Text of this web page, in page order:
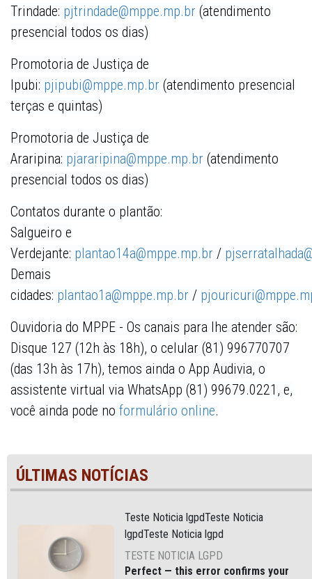
Trindade: pjtrindade@mppe.mp.br (atendimento
presencial todos os dias)
Promotoria de Justiça de
Ipubi: pjipubi@mppe.mp.br (atendimento presencial
terças e quintas)
Promotoria de Justiça de
Araripina: pjararipina@mppe.mp.br (atendimento
presencial todos os dias)
Contatos durante o plantão:
Salgueiro e
Verdejante: plantao14a@mppe.mp.br /
Demais
cidades: plantao1a@mppe.mp.br /
Ouvidoria do MPPE - Os canais para lhe atender são:
Disque 127 (12h às 18h), o celular (81) 996770707
(das 13h às 17h), temos ainda o App Audivia, o
assistente virtual via WhatsApp (81) 99679.0221, e,
você ainda pode no formulário online.
ÚLTIMAS NOTÍCIAS
Teste Noticia lgpdTeste Noticia
lgpdTeste Noticia lgpd
TESTE NOTICIA LGPD
Perfect — this error confirms your